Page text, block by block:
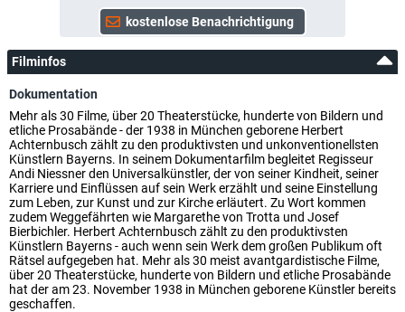
Filminfos
Dokumentation
Mehr als 30 Filme, über 20 Theaterstücke, hunderte von Bildern und
etliche Prosabände - der 1938 in München geborene Herbert
Achternbusch zählt zu den produktivsten und unkonventionellsten
Künstlern Bayerns. In seinem Dokumentarfilm begleitet Regisseur
Andi Niessner den Universalkünstler, der von seiner Kindheit, seiner
Karriere und Einflüssen auf sein Werk erzählt und seine Einstellung
zum Leben, zur Kunst und zur Kirche erläutert. Zu Wort kommen
zudem Weggefährten wie Margarethe von Trotta und Josef
Bierbichler. Herbert Achternbusch zählt zu den produktivsten
Künstlern Bayerns - auch wenn sein Werk dem großen Publikum oft
Rätsel aufgegeben hat. Mehr als 30 meist avantgardistische Filme,
über 20 Theaterstücke, hunderte von Bildern und etliche Prosabände
hat der am 23. November 1938 in München geborene Künstler bereits
geschaffen.